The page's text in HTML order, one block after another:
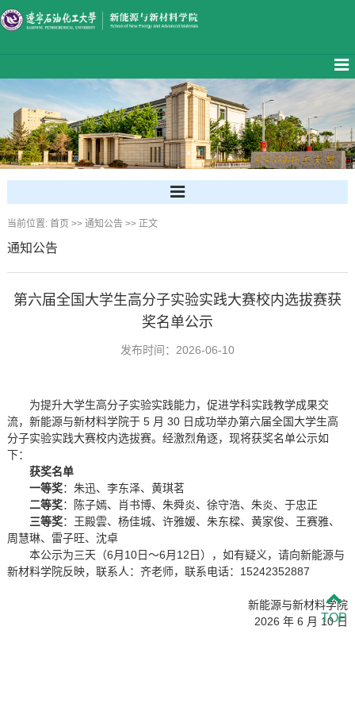
当前位置: 首页 >> 通知公告>> 正文
通知公告
第六届全国大学生高分子实验实践大赛校内选拔赛获
奖名单公示
发布时间：2026-06-10
为提升大学生高分子实验实践能力，促进学科实践教学成果交
流，新能源与新材料学院于 5 月 30 日成功举办第六届全国大学生高
分子实验实践大赛校内选拔赛。经激烈角逐，现将获奖名单公示如
下：
获奖名单
一等奖：朱迅、李东泽、黄琪茗
二等奖：陈子嫣、肖书博、朱舜炎、徐守浩、朱炎、于忠正
三等奖：王殿雲、杨佳城、许雅媛、朱东樑、黄家俊、王赛雅、
周慧琳、雷子旺、沈卓
本公示为三天（6月10日～6月12日），如有疑义，请向新能源与
新材料学院反映，联系人：齐老师，联系电话：15242352887
新能源与新材料学院
2026 年 6 月 10 日
TOP